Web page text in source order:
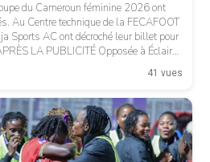
du Cameroun féminine 2026 ont
Au Centre technique de la FECAFOOT
Sports AC ont décroché leur billet pour
LA PUBLICITÉ Opposée à Éclair
la […]
41 vues